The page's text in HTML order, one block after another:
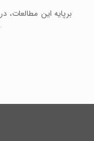
برپایه این
این منطقه برای استقرار صنایع انرژی‌بر بوده است.